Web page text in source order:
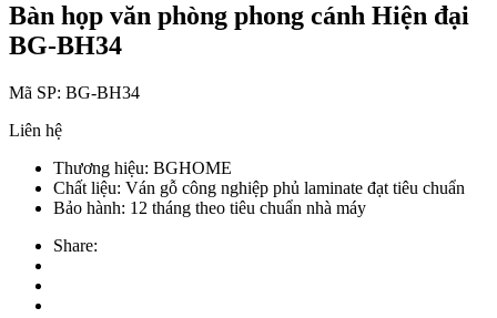
Bàn họp văn phòng phong cánh Hiện đại
BG-BH34
Mã SP: BG-BH34
Liên hệ
Thương hiệu: BGHOME
Chất liệu: Ván gỗ công nghiệp phủ laminate đạt tiêu chuẩn
Bảo hành: 12 tháng theo tiêu chuẩn nhà máy
Share: